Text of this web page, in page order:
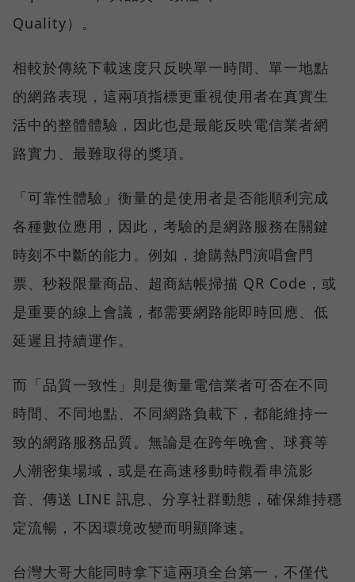
Quality）。
相較於傳統下載速度只反映單一時間、單一地點
的網路表現，這兩項指標更重視使用者在真實生
活中的整體體驗，因此也是最能反映電信業者網
路實力、最難取得的獎項。
「可靠性體驗」衡量的是使用者是否能順利完成
各種數位應用，因此，考驗的是網路服務在關鍵
時刻不中斷的能力。例如，搶購熱門演唱會門
票、秒殺限量商品、超商結帳掃描 QR Code，或
是重要的線上會議，都需要網路能即時回應、低
延遲且持續運作。
而「品質一致性」則是衡量電信業者可否在不同
時間、不同地點、不同網路負載下，都能維持一
致的網路服務品質。無論是在跨年晚會、球賽等
人潮密集場域，或是在高速移動時觀看串流影
音、傳送 LINE 訊息、分享社群動態，確保維持穩
定流暢，不因環境改變而明顯降速。
台灣大哥大能同時拿下這兩項全台第一，不僅代